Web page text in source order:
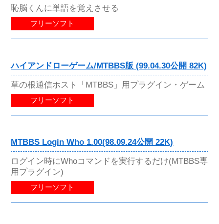
恥脳くんに単語を覚えさせる
フリーソフト
ハイアンドローゲーム/MTBBS版 (99.04.30公開 82K)
草の根通信ホスト「MTBBS」用プラグイン・ゲーム
フリーソフト
MTBBS Login Who 1.00(98.09.24公開 22K)
ログイン時にWhoコマンドを実行するだけ(MTBBS専
用プラグイン)
フリーソフト